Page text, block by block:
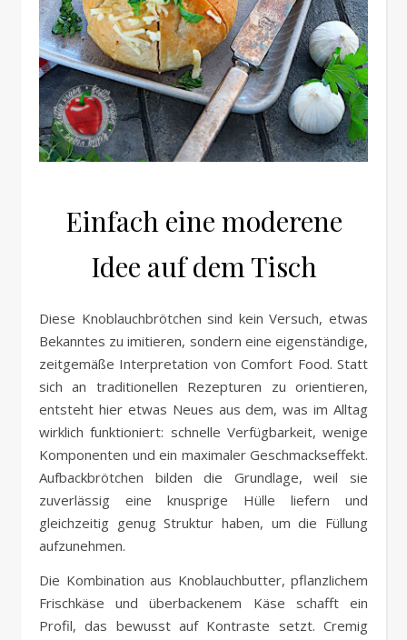
Einfach eine moderene
Idee auf dem Tisch
Diese Knoblauchbrötchen sind kein Versuch, etwas
Bekanntes zu imitieren, sondern eine eigenständige,
zeitgemäße Interpretation von Comfort Food. Statt
sich an traditionellen Rezepturen zu orientieren,
entsteht hier etwas Neues aus dem, was im Alltag
wirklich funktioniert: schnelle Verfügbarkeit, wenige
Komponenten und ein maximaler Geschmackseffekt.
Aufbackbrötchen bilden die Grundlage, weil sie
zuverlässig eine knusprige Hülle liefern und
gleichzeitig genug Struktur haben, um die Füllung
aufzunehmen.
Die Kombination aus Knoblauchbutter, pflanzlichem
Frischkäse und überbackenem Käse schafft ein
Profil, das bewusst auf Kontraste setzt. Cremig